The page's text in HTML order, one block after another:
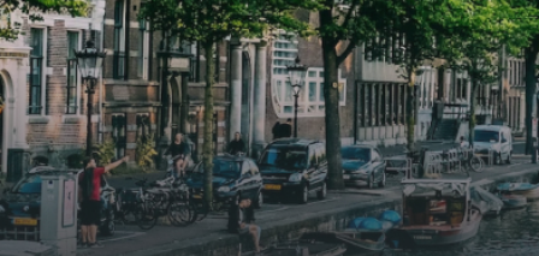
bereiden van heerlijke maaltijden.
Vanuit de woonkamer stap je zo het
balkon op, waar je kunt genieten
van een prachtig uitzicht en een
moment van rust. De woning
beschikt over twee comfortabele
slaapkamers van respectievelijk 12,1
m² en 8 m². Beide kamers bieden tal
van mogelijkheden, zoals een fijne
van
m²
van